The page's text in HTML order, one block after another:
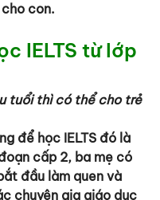
con.
IELTS từ lớp
tuổi thì có thể cho trẻ
để học IELTS đó là
cấp 2, ba mẹ có
đầu làm quen và
chuyên gia giáo dục